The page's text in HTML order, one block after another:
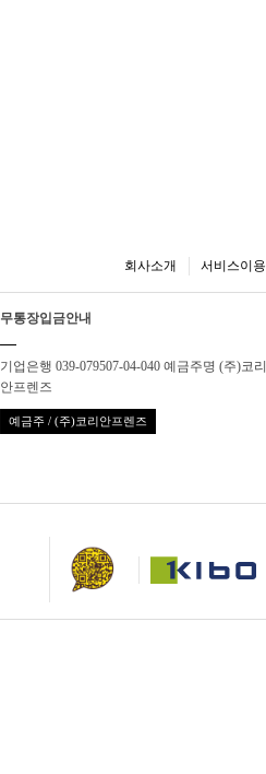
회사소개 서비스이
무통장입금안내
기업은행 039-079507-04-040 예금주명 (주)코리
안프렌즈
예금주 / (주)코리안프렌즈